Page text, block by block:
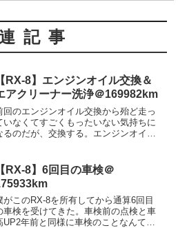
記事
【RX-8】エンジンオイル交換＆
アクリーナー洗浄＠169982km
回のエンジンオイル交換から殆ど走っ
いなくてすごくもったいない気持ちに
るのだが、交換する。エンジンオイル
ZR25 T3R SP2。エアフィルターの洗浄
【RX-8】6回目の車検＠
がこのRX-8を所有してから通算6回目
車検を受けてきた。車検前の点検と車
UP2年前と同様に車検のことなんてす